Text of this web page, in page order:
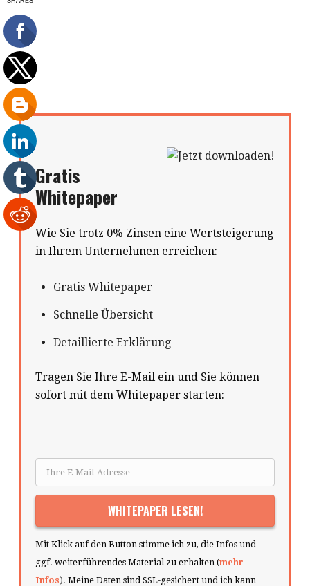
Gratis
Whitepaper
Wie Sie trotz 0% Zinsen eine Wertsteigerung
in Ihrem Unternehmen erreichen:
Gratis Whitepaper
Schnelle Übersicht
Detaillierte Erklärung
Tragen Sie Ihre E-Mail ein und Sie können
sofort mit dem Whitepaper starten:
Mit Klick auf den Button stimme ich zu, die Infos und
ggf. weiterführendes Material zu erhalten (mehr
Infos). Meine Daten sind SSL-gesichert und ich kann